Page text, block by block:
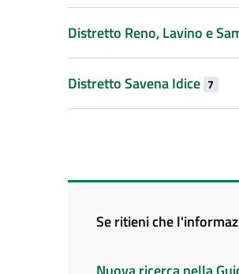
Distretto Reno, Lavino e
Distretto Savena Idice 7
Se ritieni che